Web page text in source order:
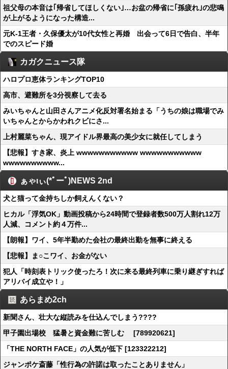
祖父母の本音は｢帰省してほしくない｣…お盆の帰省に｢孫疲れ｣の悲鳴
が上がるようになった構造...
元K-1王者・久保優太が10代女性と再婚 出会って6日で告白、半年
でのスピード婚
カガクニュース隊
ハロプロ恵体ランキングTOP10
高市、避難所を3分視察して去る
みいちゃんと山田さんアニメ化反対署名始まる「うちの娘は職場でみ
いちゃんとからかわれクビにさ...
上村麗菜ちゃん、現アイドル界最高の美少女に就任してしまう
【悲報】すき家、炎上 wwwwwwwwwww wwwwwwwwwww
wwwwwwwwww...
ぁゃιぃ(*ﾟーﾟ)NEWS 2nd
犬と猫って金持ちしか飼えんくない？
ヒカル「浮気OK」動画投稿から24時間で登録者数500万人割れ12万
人減、コメント約４万件...
【朗報】ワイ、5年半勤めた会社の最終出勤を無事に終える
【悲報】ま○こワイ、お金がない
犯人「時刻表トリック使ったろ！次に来る最終列車に乗り継ぎすれば
アリバイ成立や！」
あらまめ2ch
新聞さん、壮大な縦読みを仕込んでしまう????
甲子園出場校 猛暑と資金難に苦しむ [789920621]
「THE NORTH FACE」の人気が低下 [123322212]
ジャンポケ斎藤「性行為の許諾は取ったことありません」